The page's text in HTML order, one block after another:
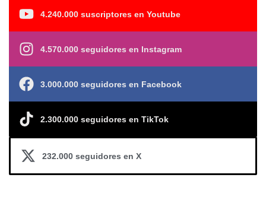
4.240.000 suscriptores en Youtube
4.570.000 seguidores en Instagram
3.000.000 seguidores en Facebook
2.300.000 seguidores en TikTok
232.000 seguidores en X